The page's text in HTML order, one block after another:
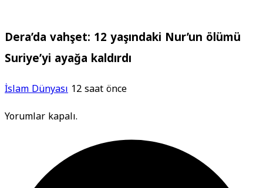
Dera’da vahşet: 12 yaşındaki Nur’un ölümü
Suriye’yi ayağa kaldırdı
İslam Dünyası 12 saat önce
Yorumlar kapalı.